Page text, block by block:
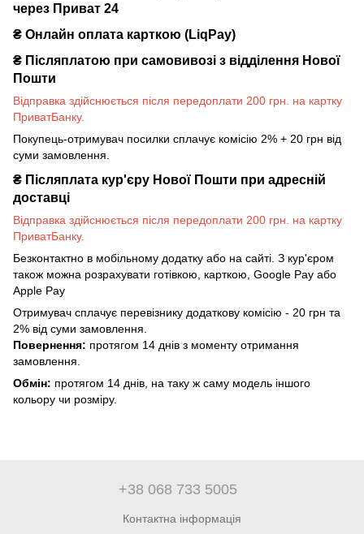
через Приват 24
₴ Онлайн оплата карткою (LiqPay)
₴ Післяплатою при самовивозі з відділення Нової
Пошти
Відправка здійснюється після передоплати 200 грн. на картку
ПриватБанку.
Покупець-отримувач посилки сплачує комісію 2% + 20 грн від
суми замовлення.
₴ Післяплата кур'єру Нової Пошти при адресній
доставці
Відправка здійснюється після передоплати 200 грн. на картку
ПриватБанку.
Безконтактно в мобільному додатку або на сайті. З кур'єром
також можна розрахувати готівкою, карткою, Google Pay або
Apple Pay
Отримувач сплачує перевізнику додаткову комісію - 20 грн та
2% від суми замовлення.
Повернення: протягом 14 днів з моменту отримання
замовлення.
Обмін: протягом 14 днів, на таку ж саму модель іншого
кольору чи розміру.
+38 068 733 5005
Контактна інформація